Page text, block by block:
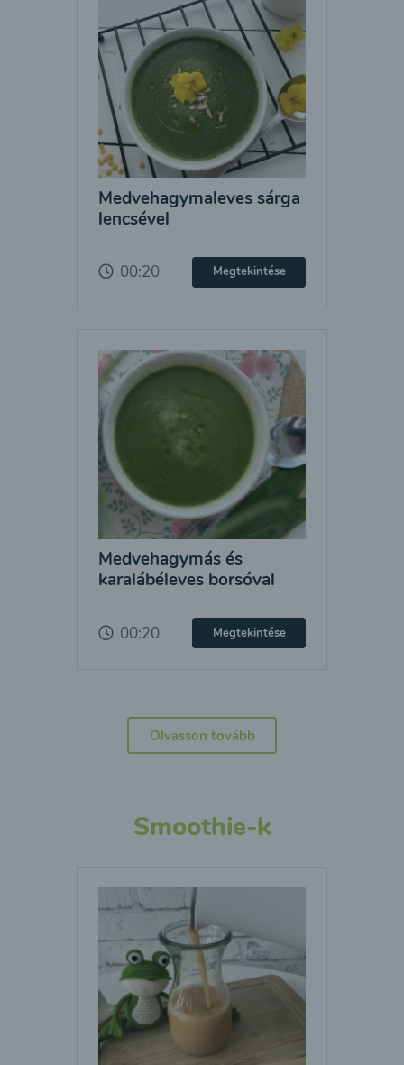
Medvehagymaleves sárga
lencsével
00:20 Megtekintése
Medvehagymás és
karalábéleves borsóval
00:20 Megtekintése
Olvasson tovább
Smoothie-k